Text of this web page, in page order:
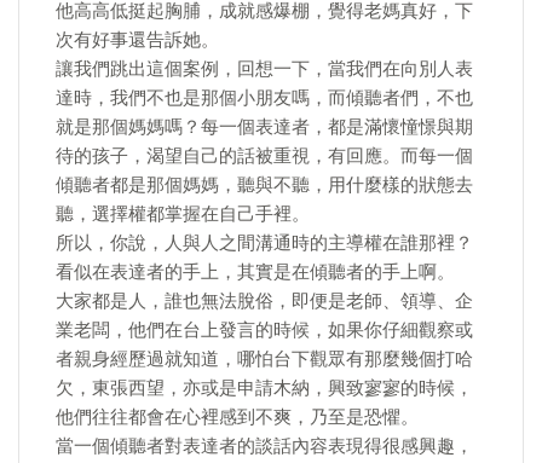
他高高低挺起胸脯，成就感爆棚，覺得老媽真好，下
次有好事還告訴她。
讓我們跳出這個案例，回想一下，當我們在向別人表
達時，我們不也是那個小朋友嗎，而傾聽者們，不也
就是那個媽媽嗎？每一個表達者，都是滿懷憧憬與期
待的孩子，渴望自己的話被重視，有回應。而每一個
傾聽者都是那個媽媽，聽與不聽，用什麼樣的狀態去
聽，選擇權都掌握在自己手裡。
所以，你說，人與人之間溝通時的主導權在誰那裡？
看似在表達者的手上，其實是在傾聽者的手上啊。
大家都是人，誰也無法脫俗，即便是老師、領導、企
業老闆，他們在台上發言的時候，如果你仔細觀察或
者親身經歷過就知道，哪怕台下觀眾有那麼幾個打哈
欠，東張西望，亦或是申請木納，興致寥寥的時候，
他們往往都會在心裡感到不爽，乃至是恐懼。
當一個傾聽者對表達者的談話內容表現得很感興趣，